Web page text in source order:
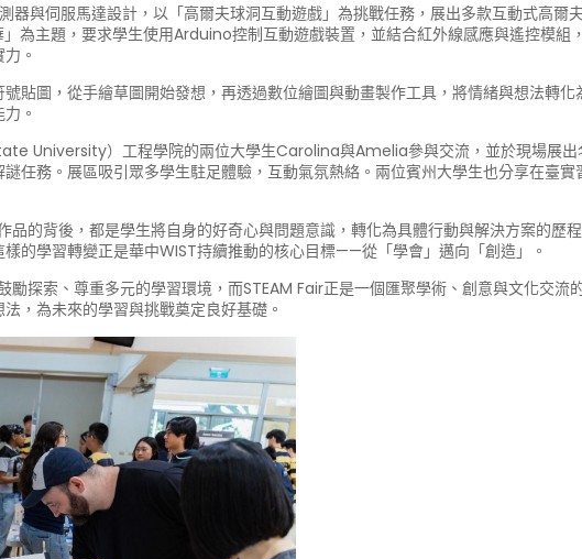
與伺服馬達設計，以「高爾夫球洞互動遊戲」為挑戰任務，展出多款互動式高爾
為主題，要求學生使用Arduino控制互動遊戲裝置，並結合紅外線感應與遙控模組
。
貼圖，從手繪草圖開始發想，再透過數位繪圖與動畫製作工具，將情緒與想法轉
。
University）工程學院的兩位大學生Carolina與Amelia參與交流，並於現場展
任務。展區吸引眾多學生駐足體驗，互動氣氛熱絡。兩位賓州大學生也分享在臺
的背後，都是學生將自身的好奇心與問題意識，轉化為具體行動與解決方案的歷
的學習轉變正是華中WIST持續推動的核心目標——從「學會」邁向「創造」。
探索、尊重多元的學習環境，而STEAM Fair正是一個匯聚學術、創意與文化交流
，為未來的學習與挑戰奠定良好基礎。